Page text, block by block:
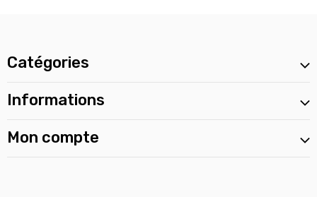
Catégories
Informations
Mon compte